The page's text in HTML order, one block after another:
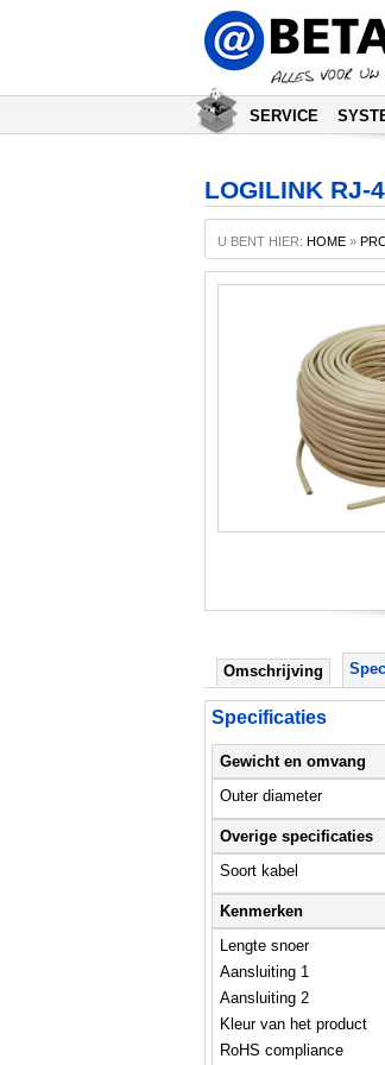
SERVICE
LOGILINK RJ-
U BENT HIER: HOME »
Omschrijving
Specificaties
Gewicht en omvang
Outer diameter
Overige specificaties
Soort kabel
Kenmerken
Lengte snoer
Aansluiting 1
Aansluiting 2
Kleur van het product
RoHS compliance